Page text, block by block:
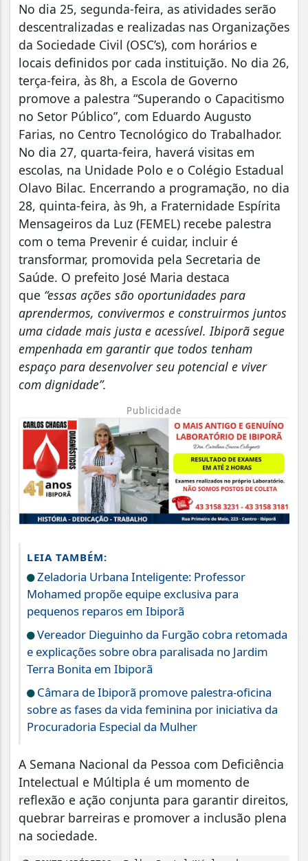
No dia 25, segunda-feira, as atividades serão
descentralizadas e realizadas nas Organizações
da Sociedade Civil (OSC’s), com horários e
locais definidos por cada instituição. No dia 26,
terça-feira, às 8h, a Escola de Governo
promove a palestra “Superando o Capacitismo
no Setor Público”, com Eduardo Augusto
Farias, no Centro Tecnológico do Trabalhador.
No dia 27, quarta-feira, haverá visitas em
escolas, na Unidade Polo e o Colégio Estadual
Olavo Bilac. Encerrando a programação, no dia
28, quinta-feira, às 9h, a Fraternidade Espírita
Mensageiros da Luz (FEMEL) recebe palestra
com o tema Prevenir é cuidar, incluir é
transformar, promovida pela Secretaria de
Saúde. O prefeito José Maria destaca
que “essas ações são oportunidades para
aprendermos, convivermos e construirmos juntos
uma cidade mais justa e acessível. Ibiporã segue
empenhada em garantir que todos tenham
espaço para desenvolver seu potencial e viver
com dignidade”.
Publicidade
LEIA TAMBÉM:
Zeladoria Urbana Inteligente: Professor
Mohamed propõe equipe exclusiva para
pequenos reparos em Ibiporã
Vereador Dieguinho da Furgão cobra retomada
e explicações sobre obra paralisada no Jardim
Terra Bonita em Ibiporã
Câmara de Ibiporã promove palestra-oficina
sobre as fases da vida feminina por iniciativa da
Procuradoria Especial da Mulher
A Semana Nacional da Pessoa com Deficiência
Intelectual e Múltipla é um momento de
reflexão e ação conjunta para garantir direitos,
quebrar barreiras e promover a inclusão plena
na sociedade.